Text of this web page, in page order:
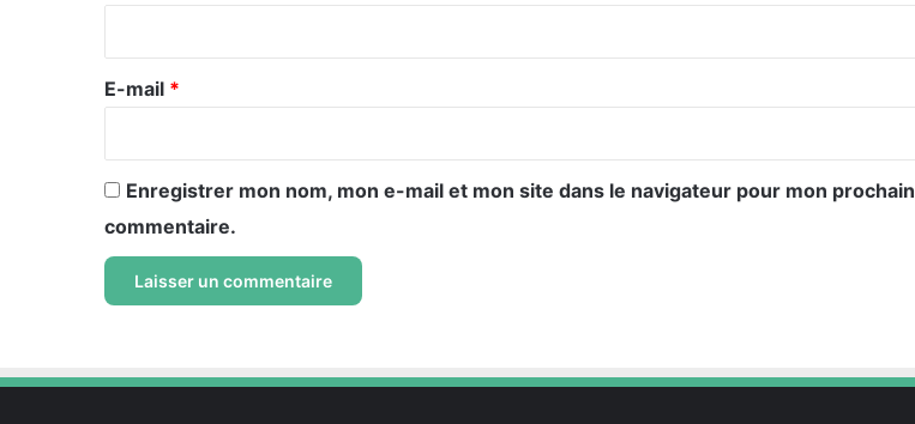
r
e
E-mail *
Enregistrer mon nom, mon e-mail et mon site dans le navigateur pour mon prochain
commentaire.